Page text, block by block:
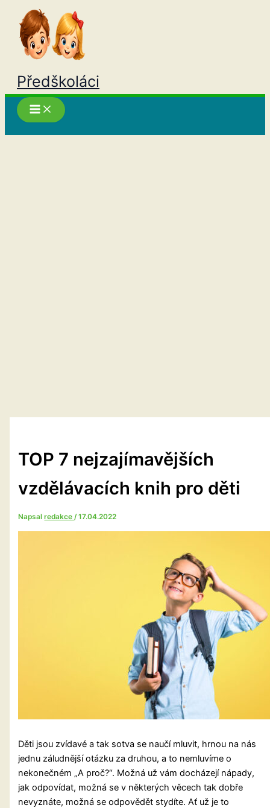
Přeskočit
obsah
Předškoláci
TOP 7 nejzajímavějších
vzdělávacích knih pro děti
Napsalredakce/17.04.2022
Děti jsou zvídavé a tak sotva se naučí mluvit, hrnou na nás
jednu záludnější otázku za druhou, a to nemluvíme o
nekonečném „A proč?“. Možná už vám docházejí nápady,
jak odpovídat, možná se v některých věcech tak dobře
nevyznáte, možná se odpovědět stydíte. Ať už je to